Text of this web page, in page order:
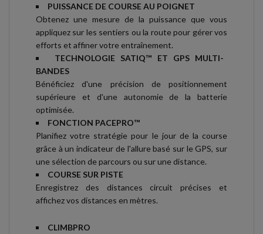
PUISSANCE DE COURSE AU POIGNET
Obtenez une mesure de la puissance que vous
appliquez sur les sentiers ou la route pour gérer vos
efforts et affiner votre entraînement.
TECHNOLOGIE SATIQ™ ET GPS MULTI-
BANDES
Bénéficiez d'une précision de positionnement
supérieure et d'une autonomie de la batterie
optimisée.
FONCTION PACEPRO™
Planifiez votre stratégie pour le jour de la course
grâce à un indicateur de l'allure basé sur le GPS, sur
une sélection de parcours ou sur une distance.
COURSE SUR PISTE
Enregistrez des distances circuit précises et
affichez vos distances en mètres.
CLIMBPRO